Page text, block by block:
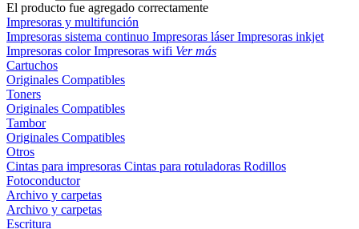
El producto fue agregado correctamente
Impresoras y multifunción
Impresoras sistema continuo Impresoras láserImpresoras inkjet
Impresoras colorImpresoras wifi Ver más
Cartuchos
Originales Compatibles
Toners
Originales Compatibles
Tambor
Originales Compatibles
Otros
Cintas para impresoras Cintas para rotuladoras Rodillos
Fotoconductor
Archivo y carpetas
Archivo y carpetas
Escritura